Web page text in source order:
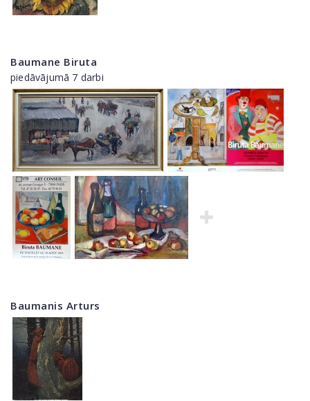
Baumane Biruta
piedāvājumā 7 darbi
Baumanis Arturs